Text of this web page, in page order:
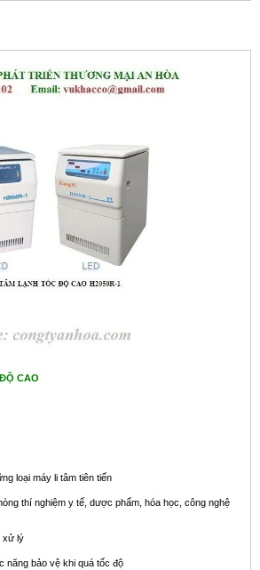
CAO
loại máy li tâm tiên tiến
thí nghiệm y tế, dược phẩm, hóa học, công nghệ
xử lý
năng bảo vệ khi quá tốc độ